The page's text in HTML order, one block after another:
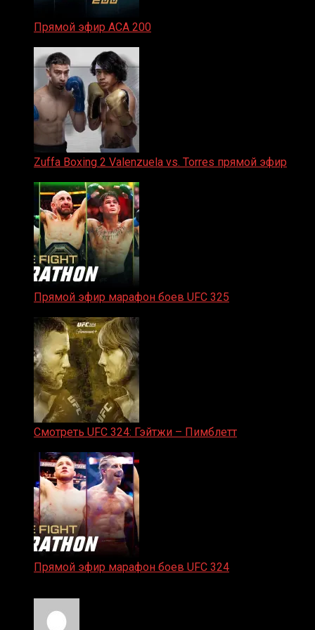
Прямой эфир ACA 200
Zuffa Boxing 2 Valenzuela vs. Torres прямой эфир
Прямой эфир марафон боев UFC 325
Смотреть UFC 324: Гэйтжи – Пимблетт
Прямой эфир марафон боев UFC 324